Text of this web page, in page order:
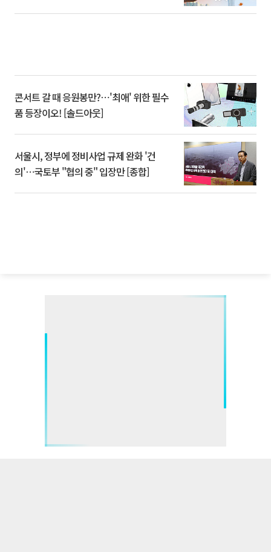
콘서트 갈 때 응원봉만?⋯'최애' 위한 필수
품 등장이오! [솔드아웃]
서울시, 정부에 정비사업 규제 완화 '건
의'⋯국토부 "협의 중" 입장만 [종합]